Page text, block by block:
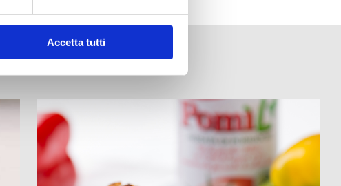
Accetta tutti